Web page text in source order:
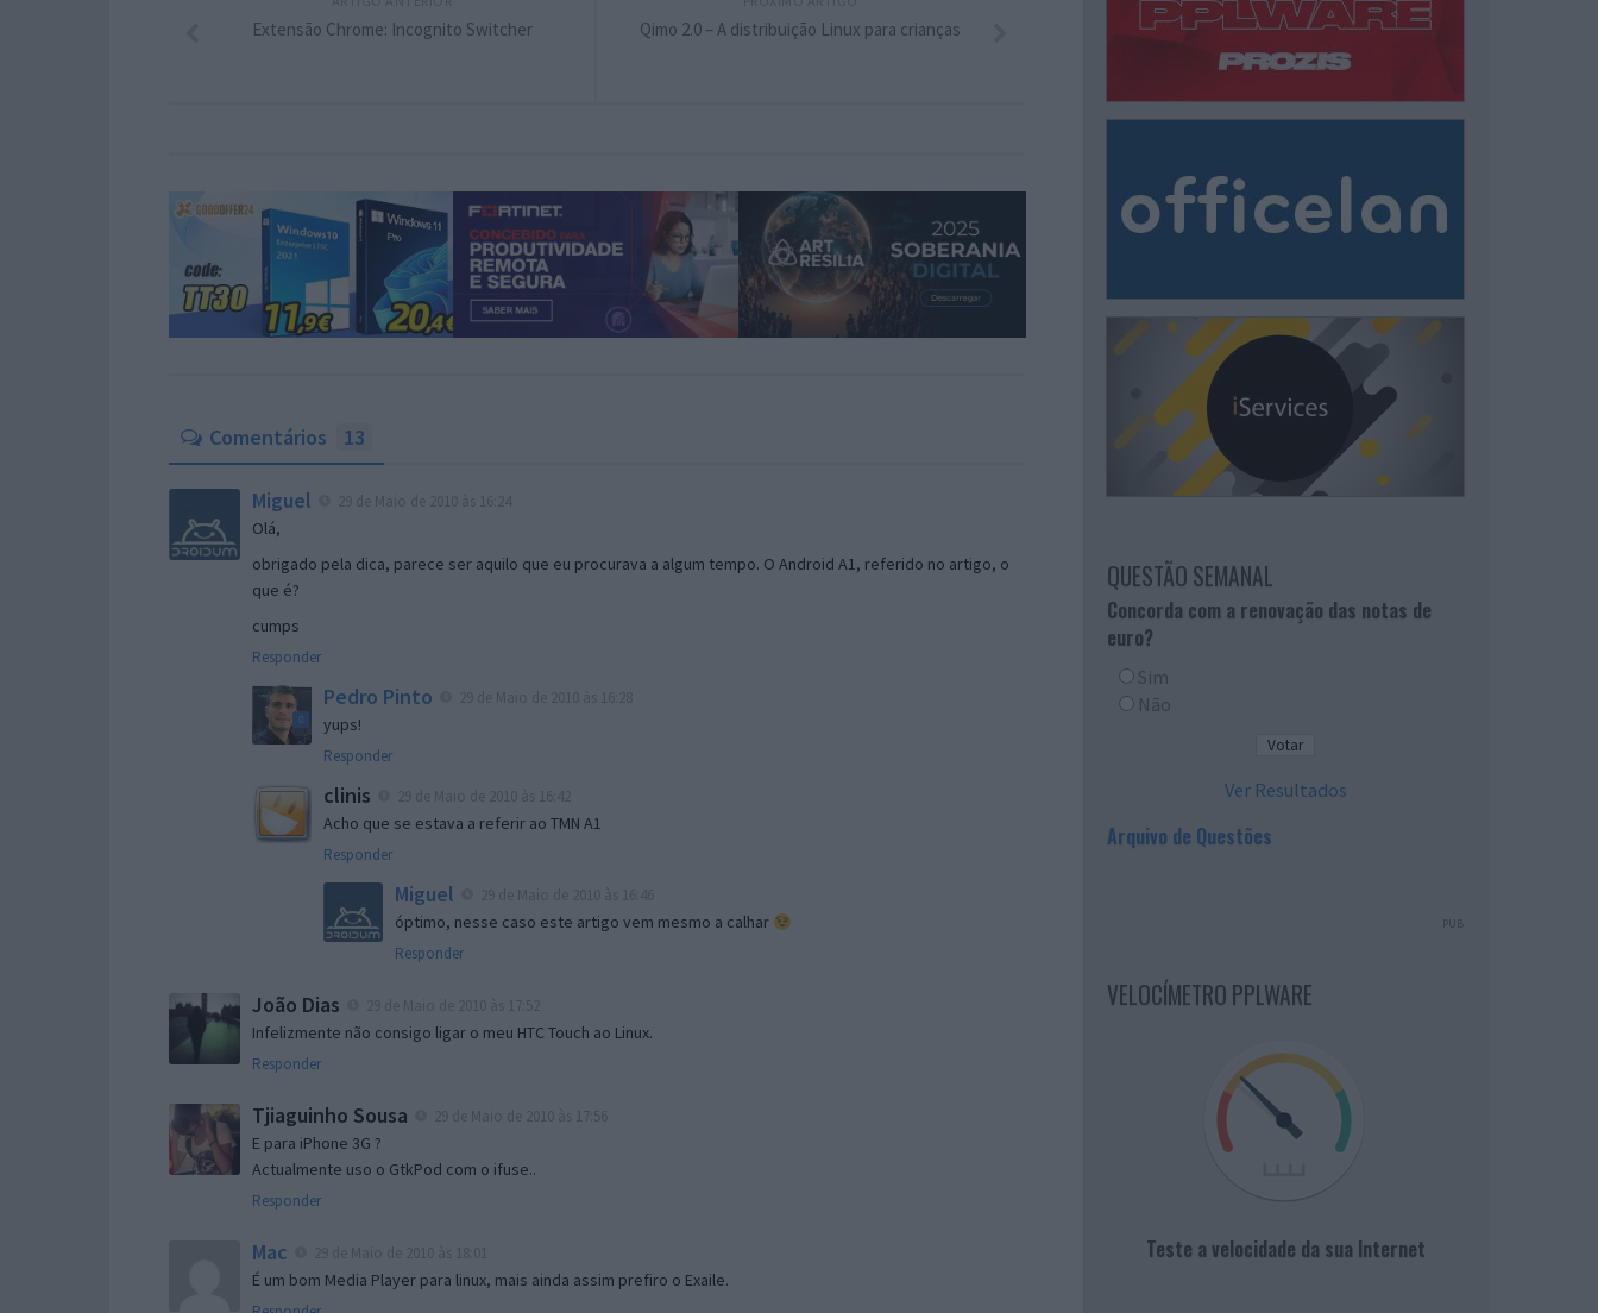
Qimo 2.0 – A distribuição Linux para crianças
Extensão Chrome: Incognito Switcher
Comentários 13
Miguel
Olá,
obrigado pela dica, parece ser aquilo que eu procurava a algum tempo. O Android A1, referido no artigo, o
que é?
cumps
Responder
Pedro Pinto
yups!
Responder
clinis
Acho que se estava a referir ao TMN A1
Responder
Miguel
óptimo, nesse caso este artigo vem mesmo a calhar
Responder
João Dias
Infelizmente não consigo ligar o meu HTC Touch ao Linux.
Responder
Tjiaguinho Sousa
E para iPhone 3G ?
Actualmente uso o GtkPod com o ifuse..
Responder
Mac
É um bom Media Player para linux, mais ainda assim prefiro o Exaile.
QUESTÃO SEMANAL
Concorda com a renovação das notas de
euro?
Sim
Não
Ver Resultados
Arquivo de Questões
PUB
VELOCÍMETRO PPLWARE
Teste a velocidade da sua Internet